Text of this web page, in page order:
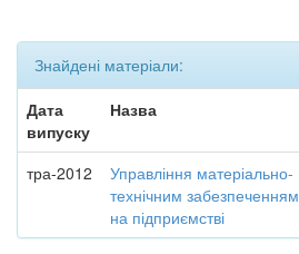
Знайдені матеріали:
Дата
випуску
Назва
тра-2012
Управління матеріально-
технічним забезпеченням
на підприємстві